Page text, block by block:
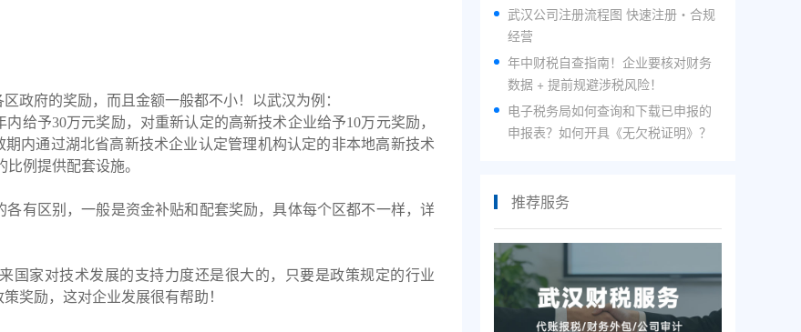
政府的奖励，而且金额一般都不小！以武汉为例：
内给予30万元奖励，对重新认定的高新技术企业给予10万元奖励，
内通过湖北省高新技术企业认定管理机构认定的非本地高新技术
例提供配套设施。
有区别，一般是资金补贴和配套奖励，具体每个区都不一样，详
国家对技术发展的支持力度还是很大的，只要是政策规定的行业
奖励，这对企业发展很有帮助！
武汉公司注册流程图 快速注册・合规
经营
年中财税自查指南！企业要核对财务
数据 + 提前规避涉税风险！
电子税务局如何查询和下载已申报的
申报表？如何开具《无欠税证明》？
推荐服务